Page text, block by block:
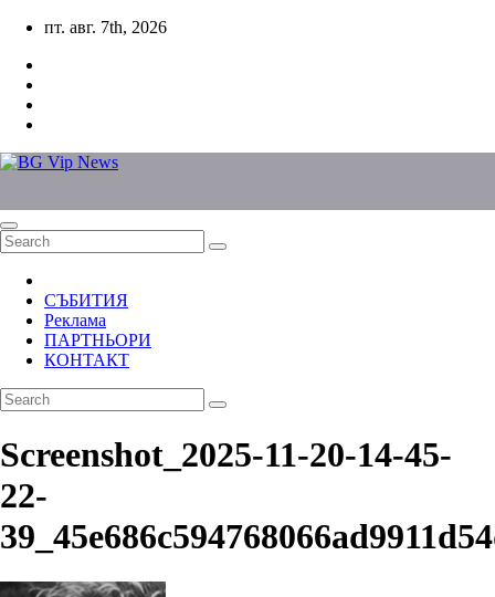
Skip
content
пт. авг. 7th, 2026
СЪБИТИЯ
Реклама
ПАРТНЬОРИ
КОНТАКТ
Screenshot_2025-11-20-14-45-
22-